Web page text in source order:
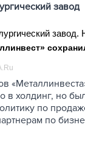
завод
в холдинг, но
по
по